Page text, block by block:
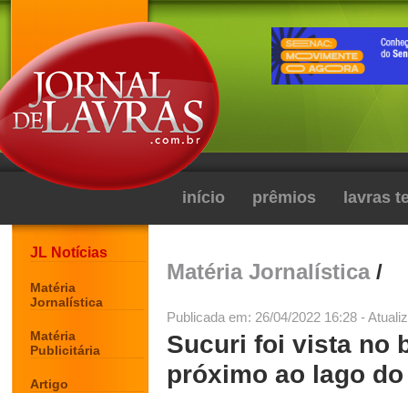
início prêmios lavras
JL Notícias
Matéria
Jornalística
Matéria
Publicitária
Artigo
Matéria Jornalística/
Publicada em: 26/04/2022 16:28 -
Sucuri foi vista no
próximo ao lago